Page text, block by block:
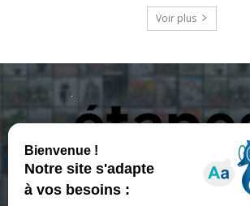
Voir plus
ETAPES : Magazine Média de référence